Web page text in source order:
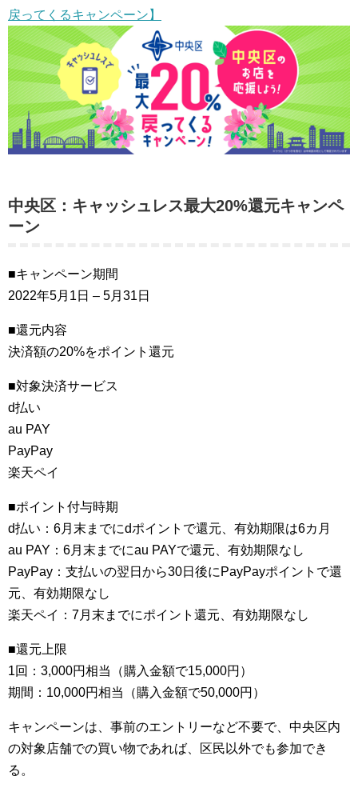
戻ってくるキャンペーン】
中央区：キャッシュレス最大20%還元キャンペ
ーン
■キャンペーン期間
2022年5月1日 – 5月31日
■還元内容
決済額の20%をポイント還元
■対象決済サービス
d払い
au PAY
PayPay
楽天ペイ
■ポイント付与時期
d払い：6月末までにdポイントで還元、有効期限は6カ月
au PAY：6月末までにau PAYで還元、有効期限なし
PayPay：支払いの翌日から30日後にPayPayポイントで還
元、有効期限なし
楽天ペイ：7月末までにポイント還元、有効期限なし
■還元上限
1回：3,000円相当（購入金額で15,000円）
期間：10,000円相当（購入金額で50,000円）
キャンペーンは、事前のエントリーなど不要で、中央区内
の対象店舗での買い物であれば、区民以外でも参加でき
る。